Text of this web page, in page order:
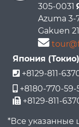
305-0031
Azuma 3-
Gakuen
Япония
+8129-811-
+8180-770-59-
+8129-811-
*Все указанные